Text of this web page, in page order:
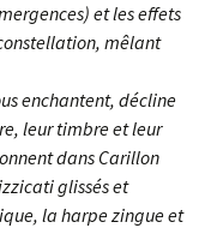
et les effets
mêlant
enchantent, décline
leur timbre et leur
dans Carillon
glissés et
la harpe zingue et